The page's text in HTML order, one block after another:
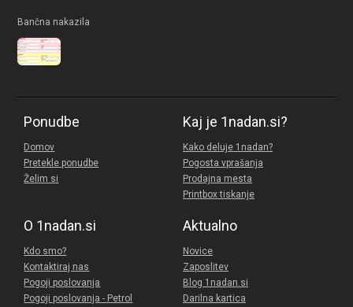
Bančna nakazila
Ponudbe
Domov
Pretekle ponudbe
Želim si
Kaj je 1nadan.si?
Kako deluje 1nadan?
Pogosta vprašanja
Prodajna mesta
Printbox tiskanje
O 1nadan.si
Kdo smo?
Kontaktiraj nas
Pogoji poslovanja
Pogoji poslovanja - Petrol
Aktualno
Novice
Zaposlitev
Blog 1nadan.si
Darilna kartica